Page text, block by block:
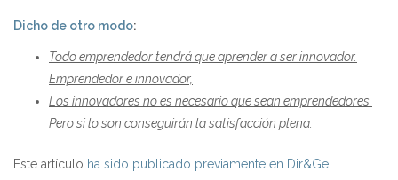
Dicho de otro modo:
Todo emprendedor tendrá que aprender a ser innovador.
Emprendedor e innovador,
Los innovadores no es necesario que sean emprendedores.
Pero si lo son conseguirán la satisfacción plena.
Este artículo ha sido publicado previamente en Dir&Ge